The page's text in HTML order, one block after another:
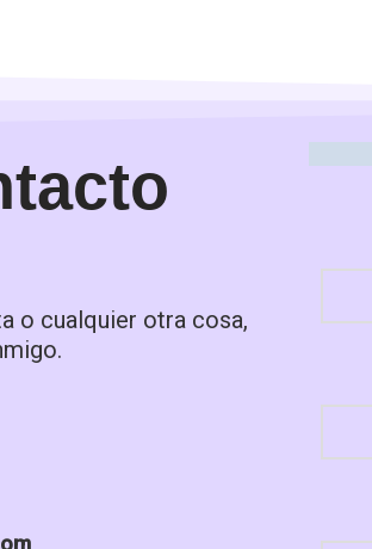
o cualquier otra cosa,